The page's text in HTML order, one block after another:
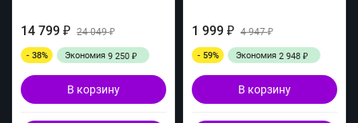
14 799 ₽ 24 049₽
- 38% Экономия 9 250 ₽
В корзину
1 999 ₽ 4 947₽
- 59% Экономия 2 948 ₽
В корзину